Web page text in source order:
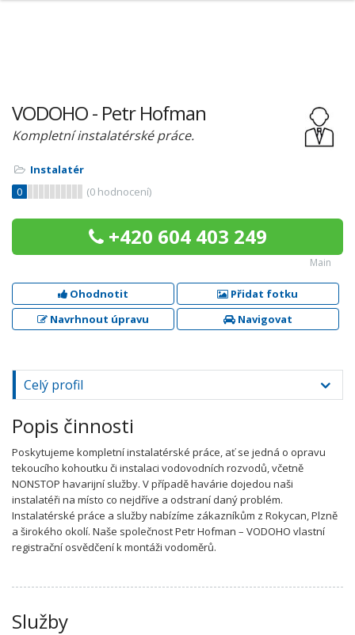
VODOHO - Petr Hofman
Kompletní instalatérské práce.
Instalatér
0
(0 hodnocení)
+420 604 403 249
Main
Ohodnotit
Přidat fotku
Navrhnout úpravu
Navigovat
Celý profil
Popis činnosti
Poskytujeme kompletní instalatérské práce, ať se jedná o opravu
tekoucího kohoutku či instalaci vodovodních rozvodů, včetně
NONSTOP havarijní služby. V případě havárie dojedou naši
instalatéři na místo co nejdříve a odstraní daný problém.
Instalatérské práce a služby nabízíme zákazníkům z Rokycan, Plzně
a širokého okolí. Naše společnost Petr Hofman – VODOHO vlastní
registrační osvědčení k montáži vodoměrů.
Služby